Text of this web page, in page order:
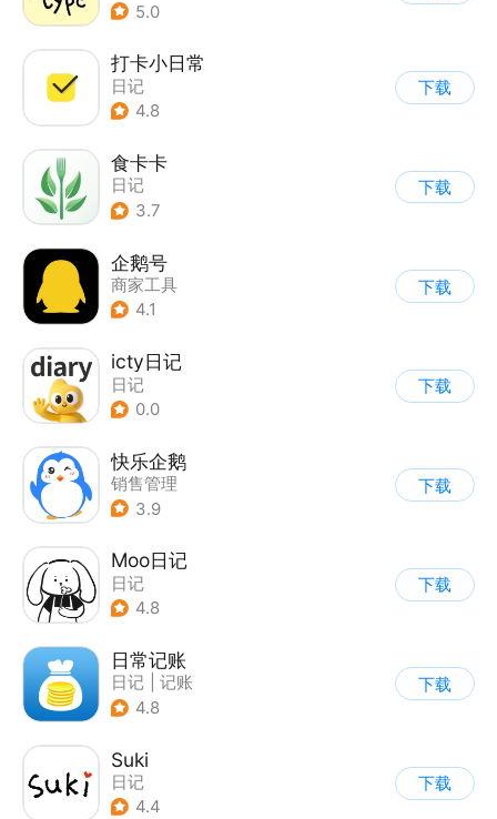
5.0
打卡小日常
日记
4.8
下载
食卡卡
日记
3.7
下载
企鹅号
商家工具
4.1
下载
icty日记
日记
0.0
下载
快乐企鹅
销售管理
3.9
下载
Moo日记
日记
4.8
下载
日常记账
日记
记账
4.8
下载
Suki
日记
4.4
下载